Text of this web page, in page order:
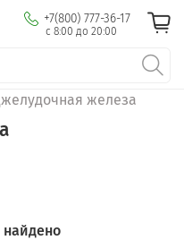
+7(800) 777-36-17
с 8:00 до 20:00
железа
найдено